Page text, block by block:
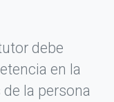
debe
en la
la persona